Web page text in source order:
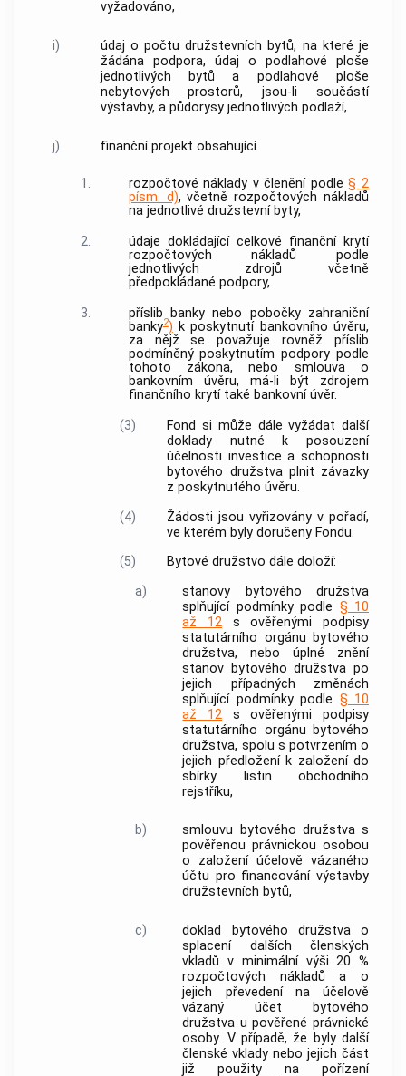
vyžadováno,
i) údaj o počtudružstevních bytů, na které je
žádána podpora, údaj o podlahové ploše
jednotlivých bytů a podlahové ploše
nebytových prostorů, jsou-li součástí
výstavby, a půdorysy jednotlivých podlaží,
j) finanční projekt obsahující
1. rozpočtové náklady v členění podle§ 2
písm. d), včetněrozpočtových nákladů
na jednotlivé družstevní byty,
2.
údaje dokládající celkové finanční krytí
rozpočtových nákladů podle
jednotlivých zdrojů včetně
předpokládané podpory,
3.
příslib banky nebo pobočky zahraniční
banky2) k poskytnutí bankovního úvěru,
za nějž se považuje rovněž příslib
podmíněný poskytnutímpodpory podle
tohoto zákona, nebo smlouva o
bankovním úvěru, má-li být zdrojem
finančního krytí také bankovní úvěr.
(3)
Fond si může dále vyžádat další
doklady nutné k posouzení
účelnosti investice a schopnosti
bytového družstva plnit závazky
z poskytnutého úvěru.
(4)
Žádosti jsou vyřizovány v pořadí,
ve kterém byly doručeny Fondu.
(5)
Bytové družstvo dále doloží:
a)
stanovy bytového družstva
splňující podmínky podle § 10
až 12 s ověřenými podpisy
statutárního orgánu bytového
družstva, nebo úplné znění
stanov bytového družstva po
jejich případných změnách
splňující podmínky podle § 10
až 12 s ověřenými podpisy
statutárního orgánu bytového
družstva, spolu s potvrzením o
jejich předložení k založení do
sbírky listin obchodního
rejstříku,
b)
smlouvu bytového družstva s
pověřenou právnickou osobou
o založení účelově vázaného
účtu pro financování výstavby
družstevních bytů,
c)
doklad bytového družstva o
splacení dalších členských
vkladů v minimální výši 20 %
rozpočtových nákladů a o
jejich převedení na účelově
vázaný účet bytového
družstva u pověřené právnické
osoby. V případě, že byly další
členské vklady nebo jejich část
již použity na pořízení